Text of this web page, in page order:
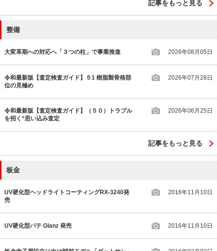
記事をもっと見る
整備
大変革期への対応へ「３つの柱」で事業推進 2026年08月05日
令和最新版【査定検査ガイド】５1 樹脂製骨格部
位の見極め
2026年07月28日
令和最新版【査定検査ガイド】（５０）トラブル
を招く“思い込み査定
2026年06月25日
記事をもっと見る
板金
UV硬化型ヘッドライトコーティングRX-3240発
売
2016年11月10日
UV硬化型パテ Glanz 発売 2016年11月10日